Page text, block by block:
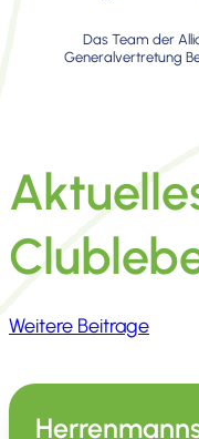
Das Team der
General­ver­tre­tung
Weitere Beitrage